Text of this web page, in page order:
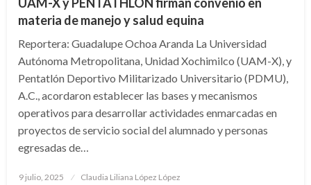
materia de manejo y salud equina
Reportera: Guadalupe Ochoa Aranda La Universidad
Autónoma Metropolitana, Unidad Xochimilco (UAM-X), y
Pentatlón Deportivo Militarizado Universitario (PDMU),
A.C., acordaron establecer las bases y mecanismos
operativos para desarrollar actividades enmarcadas en
proyectos de servicio social del alumnado y personas
egresadas de…
Publicado
9 julio, 2025 Claudia Liliana López López